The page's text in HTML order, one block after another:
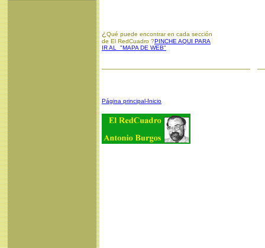
¿ Qué puede encontrar en cada sección
de El RedCuadro ?PINCHE AQUI PARA
IR AL "MAPA DE WEB"
Página principal-Inicio